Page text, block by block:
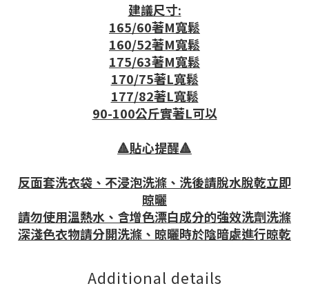
建議尺寸:
165/60著M寬鬆
160/52著M寬鬆
175/63著M寬鬆
170/75著L寬鬆
177/82著L寬鬆
90-100公斤實著L可以
🔺貼心提醒🔺
反面套洗衣袋、不浸泡洗滌、洗後請脫水脫乾立即
晾曬
請勿使用溫熱水、含增色漂白成分的強效洗劑洗滌
深淺色衣物請分開洗滌、晾曬時於陰暗處進行晾乾
Additional details